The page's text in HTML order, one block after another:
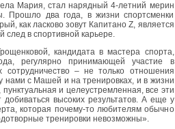
Мария, стал нарядный 4-летний мерин
Прошло два года, в жизни спортсменки
как ласково зовут Капитано Z, является
в спортивной карьере.
кандидата в мастера спорта,
регулярно принимающей участие в
сотрудничество – не только отношения
нами с Машей и на тренировках, и в жизни
и целеустремленная, все эти
высоких результатов. А еще у
которая почему-то любителям обычно
тренировки невозможны».